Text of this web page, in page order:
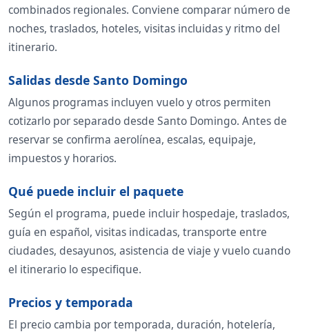
combinados regionales. Conviene comparar número de
noches, traslados, hoteles, visitas incluidas y ritmo del
itinerario.
Salidas desde Santo Domingo
Algunos programas incluyen vuelo y otros permiten
cotizarlo por separado desde Santo Domingo. Antes de
reservar se confirma aerolínea, escalas, equipaje,
impuestos y horarios.
Qué puede incluir el paquete
Según el programa, puede incluir hospedaje, traslados,
guía en español, visitas indicadas, transporte entre
ciudades, desayunos, asistencia de viaje y vuelo cuando
el itinerario lo especifique.
Precios y temporada
El precio cambia por temporada, duración, hotelería,